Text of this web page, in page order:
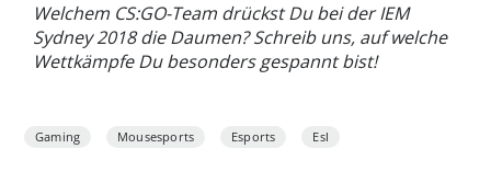
Welchem CS:GO-Team drückst Du bei der IEM
Sydney 2018 die Daumen? Schreib uns, auf welche
Wettkämpfe Du besonders gespannt bist!
Gaming Mousesports Esports Esl